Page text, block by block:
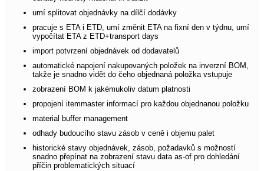
umí splitovat objednávky na dílčí dodávky
pracuje s ETA i ETD, umí změnit ETA na fixní den v týdnu, umí
vypočítat ETA z ETD+transport days
import potvrzení objednávek od dodavatelů
automatické napojení nakupovaných položek na inverzní BOM,
takže je snadno vidět do čeho objednaná položka vstupuje
zobrazení BOM k jakémukoliv datum platnosti
propojení itemmaster informací pro každou objednanou položku
material buffer management
odhady budoucího stavu zásob v ceně i objemu palet
historické stavy objednávek, zásob, požadavků s možností
snadno přepínat na zobrazení stavu data as-of pro dohledání
příčin problematických situací